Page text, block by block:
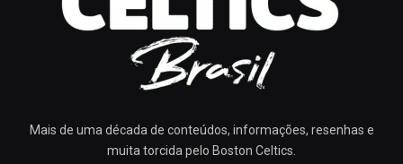
Mais de uma década de conteúdos, informações, resenhas e
muita torcida pelo Boston Celtics.